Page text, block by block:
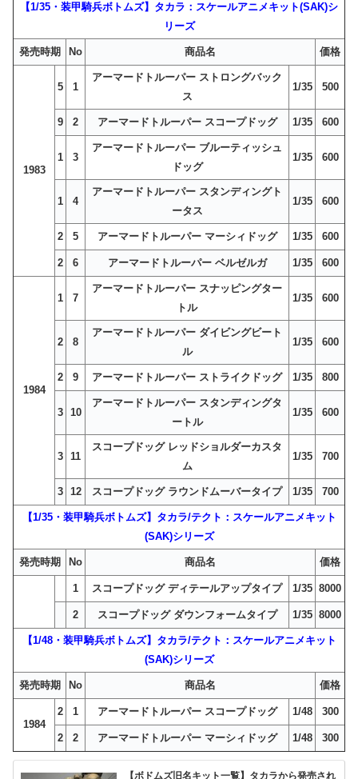
【1/35・装甲騎兵ボトムズ】タカラ：スケールアニメキット(SAK)シ
リーズ
発売時期 No 商品名 価格
1983
5 1
アーマードトルーパー ストロングバック
ス
1/35 500
9 2 アーマードトルーパー スコープドッグ 1/35 600
1 3
アーマードトルーパー ブルーティッシュ
ドッグ
1/35 600
1 4
アーマードトルーパー スタンディングト
ータス
1/35 600
2 5 アーマードトルーパー マーシィドッグ 1/35 600
2 6 アーマードトルーパー ベルゼルガ 1/35 600
1984
1 7
アーマードトルーパー スナッピングター
トル
1/35 600
2 8
アーマードトルーパー ダイビングビート
ル
1/35 600
2 9 アーマードトルーパー ストライクドッグ 1/35 800
3 10
アーマードトルーパー スタンディングタ
ートル
1/35 600
3 11
スコープドッグ レッドショルダーカスタ
ム
1/35 700
3 12 スコープドッグ ラウンドムーバータイプ 1/35 700
【1/35・装甲騎兵ボトムズ】タカラ/テクト：スケールアニメキット
(SAK)シリーズ
発売時期 No 商品名 価格
1 スコープドッグ ディテールアップタイプ 1/35 8000
2 スコープドッグ ダウンフォームタイプ 1/35 8000
【1/48・装甲騎兵ボトムズ】タカラ/テクト：スケールアニメキット
(SAK)シリーズ
発売時期 No 商品名 価格
1984
2 1 アーマードトルーパー スコープドッグ 1/48 300
2 2 アーマードトルーパー マーシィドッグ 1/48 300
【ボドムズ旧名キット一覧】タカラから発売され